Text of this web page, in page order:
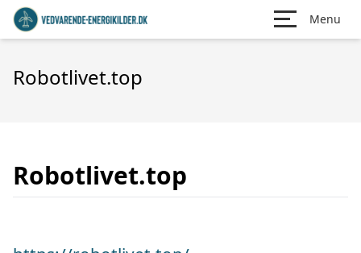
Menu
Robotlivet.top
Robotlivet.top